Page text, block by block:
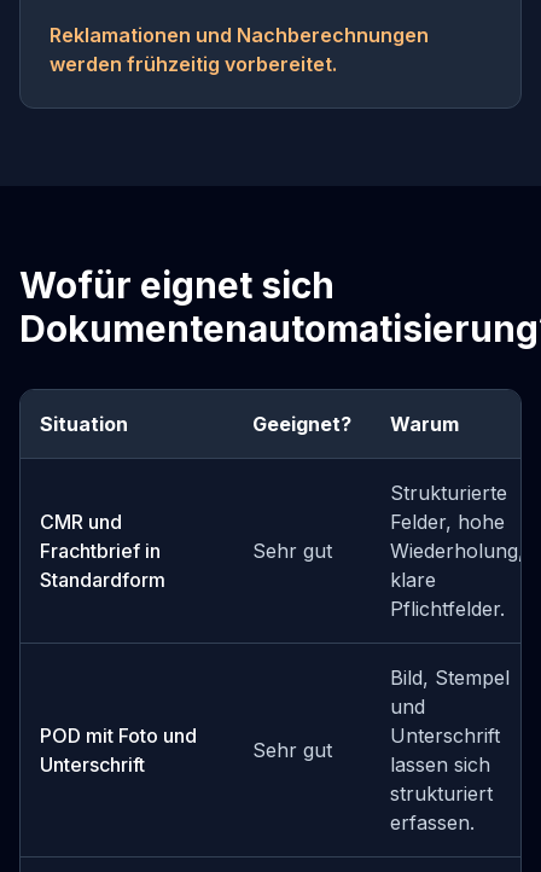
Reklamationen und Nachberechnungen
werden frühzeitig vorbereitet.
Wofür eignet sich
Situation Geeignet? Warum
CMR und
Frachtbrief in
Standardform
Sehr gut
Strukturierte
Felder, hohe
Wiederholung,
klare
Pflichtfelder.
POD mit Foto und
Unterschrift
Sehr gut
Bild, Stempel
und
Unterschrift
lassen sich
strukturiert
erfassen.